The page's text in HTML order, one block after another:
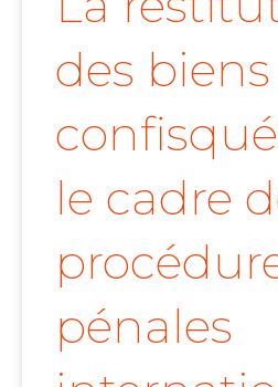
des biens
le cadre
pénales